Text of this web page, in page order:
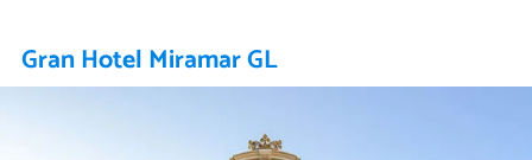
Gran Hotel Miramar GL